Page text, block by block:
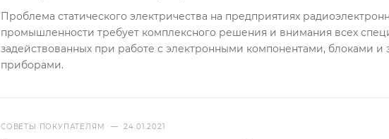
Проблема статического электричества на предприятиях
промышленности требует комплексного решения и внимания всех
задействованных при работе с электронными компонентами, блоками и
приборами.
СОВЕТЫ ПОКУПАТЕЛЯМ — 24.01.2021